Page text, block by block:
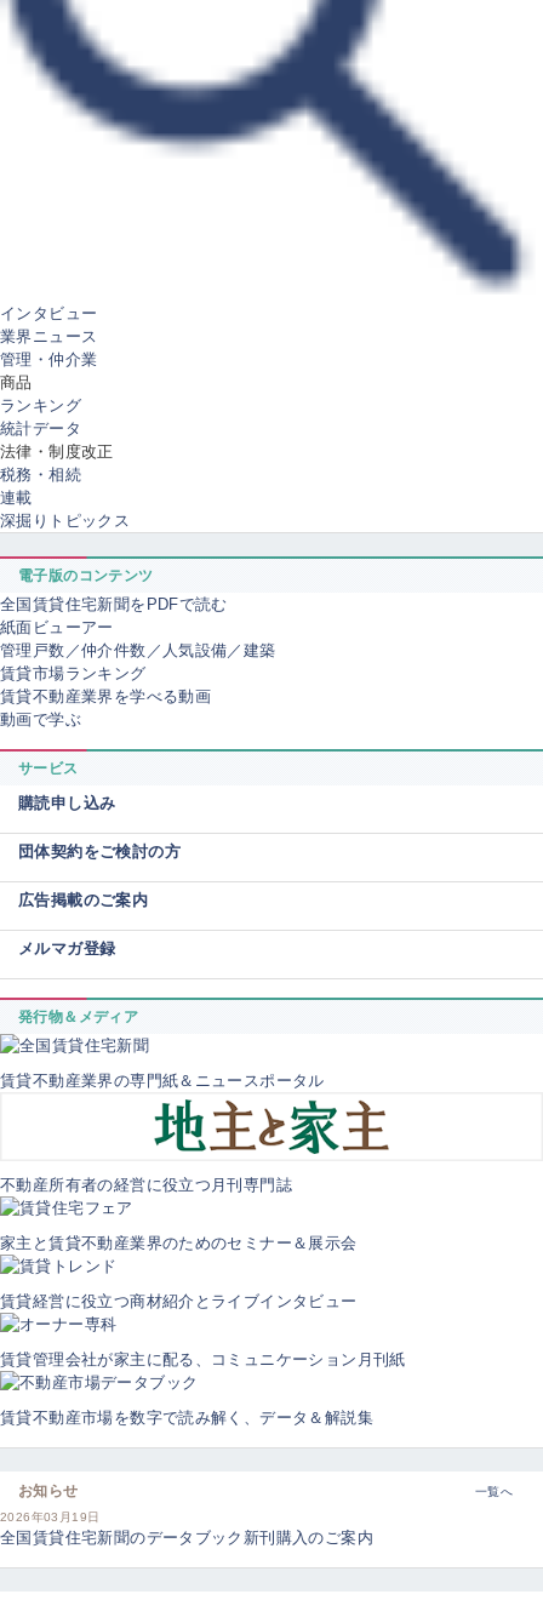
インタビュー
業界ニュース
管理・仲介業
商品
ランキング
統計データ
法律・制度改正
税務・相続
連載
深掘りトピックス
電子版のコンテンツ
全国賃貸住宅新聞をPDFで読む
紙面ビューアー
管理戸数／仲介件数／人気設備／建築
賃貸市場ランキング
賃貸不動産業界を学べる動画
動画で学ぶ
サービス
購読申し込み
団体契約をご検討の方
広告掲載のご案内
メルマガ登録
発行物＆メディア
賃貸不動産業界の専門紙＆ニュースポータル
不動産所有者の経営に役立つ月刊専門誌
家主と賃貸不動産業界のためのセミナー＆展示会
賃貸経営に役立つ商材紹介とライブインタビュー
賃貸管理会社が家主に配る、コミュニケーション月刊紙
賃貸不動産市場を数字で読み解く、データ＆解説集
お知らせ
一覧へ
2026年03月19日
全国賃貸住宅新聞のデータブック新刊購入のご案内